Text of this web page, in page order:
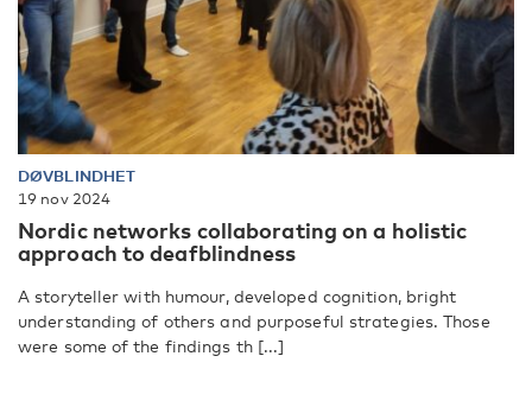
DØVBLINDHET
19 nov 2024
Nordic networks collaborating on a holistic
approach to deafblindness
A storyteller with humour, developed cognition, bright
understanding of others and purposeful strategies. Those
were some of the findings th [...]